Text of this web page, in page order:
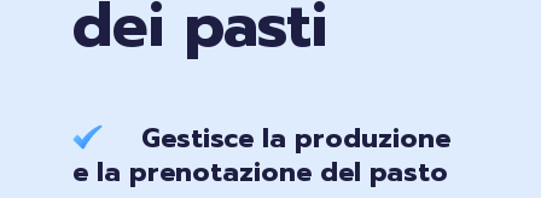
dei pasti
Gestisce la produzione
e la prenotazione del pasto